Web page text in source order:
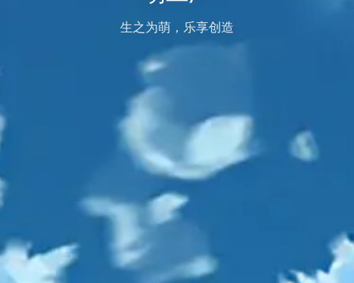
生之为萌，乐享创造